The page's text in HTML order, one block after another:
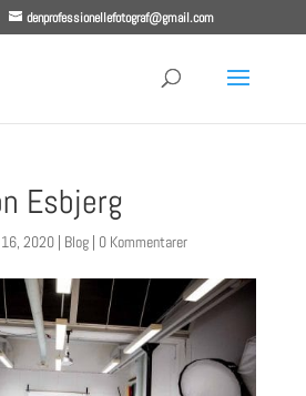
denprofessionellefotograf@gmail.com
Esbjerg
16, 2020| Blog| 0 Kommentarer